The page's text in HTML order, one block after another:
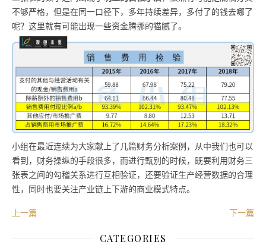
不够严格，但是在同一口径下，多年持续差异，多付了的钱去哪了
呢？这里就有可能出现一些资金腾挪的猫腻了。
小组在最近连续为大家献上了几篇财务分析案例，从中我们也可以
看到，财务操纵的手段很多，而进行甄别的时候，既要利用财务三
张表之间的勾稽关系进行互相验证，还要验证生产经营数据的合理
性，同时也要关注产业链上下游的商业模式特点。
上一篇 下一篇
CATEGORIES